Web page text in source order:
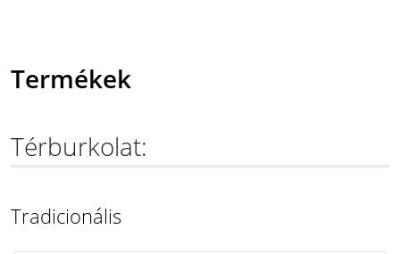
Termékek
Térburkolat:
Tradicionális